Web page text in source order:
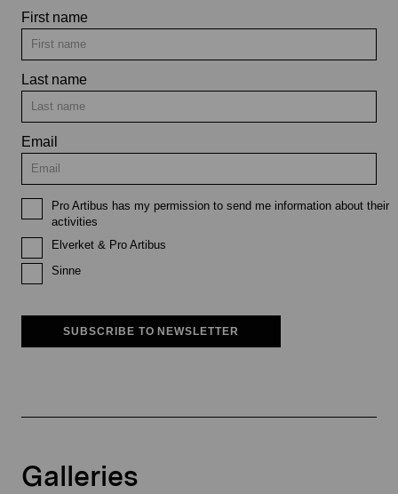
First name
Last name
Email
Pro Artibus has my permission to send me information about their
activities
Elverket & Pro Artibus
Sinne
SUBSCRIBE TO NEWSLETTER
Galleries